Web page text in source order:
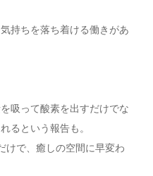
持ちを落ち着ける働きがあ
吸って酸素を出すだけでな
るという報告も。
けで、癒しの空間に早変わ